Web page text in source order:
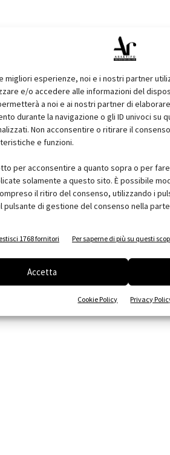
migliori esperienze, noi e i nostri partner
e/o accedere alle informazioni del
a noi e ai nostri partner di
durante la navigazione o gli ID univoci su
Non acconsentire o ritirare il
e funzioni.
per acconsentire a quanto sopra o per
solamente a questo sito. È possibile
il ritiro del consenso, utilizzando i
pulsante di gestione del consenso nella
1768 fornitori Per saperne di più su questi
Accetta
Cookie Policy Privacy